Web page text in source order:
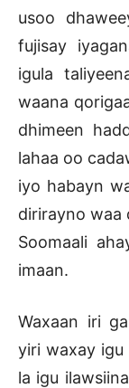
usoo
fujisay
igula
waana
dhimeen
lahaa oo
iyo habayn
dirirayno waa
Soomaali
imaan.
Waxaan iri
yiri waxay igu
la igu